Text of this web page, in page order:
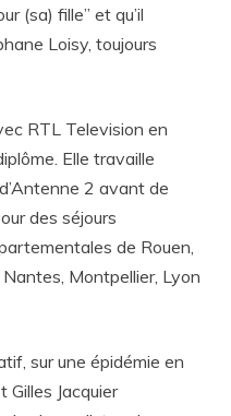
(sa) fille” et qu’il
Loisy, toujours
RTL Television en
Elle travaille
2 avant de
des séjours
de Rouen,
Montpellier, Lyon
sur une épidémie en
Gilles Jacquier